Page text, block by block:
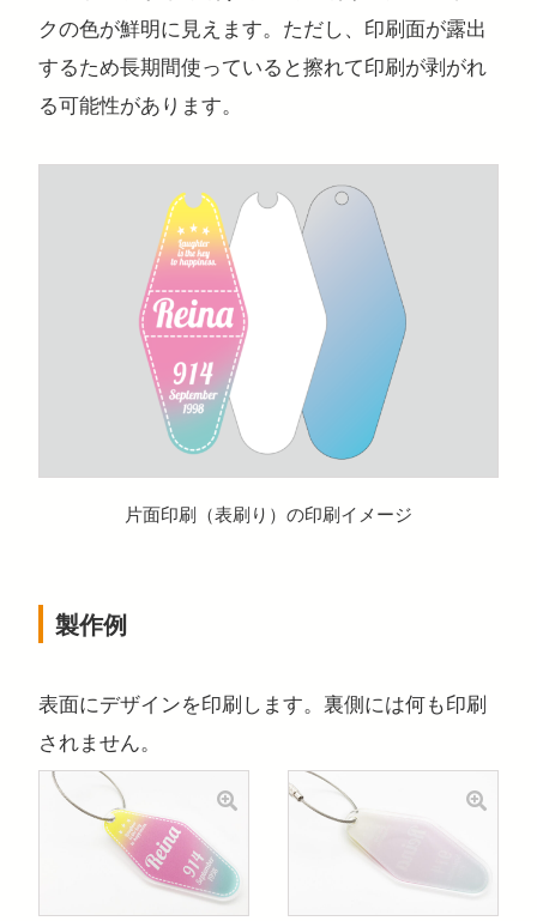
クの色が鮮明に見えます。ただし、印刷面が露出
するため長期間使っていると擦れて印刷が剥がれ
る可能性があります。
片面印刷（表刷り）の印刷イメージ
製作例
表面にデザインを印刷します。裏側には何も印刷
されません。